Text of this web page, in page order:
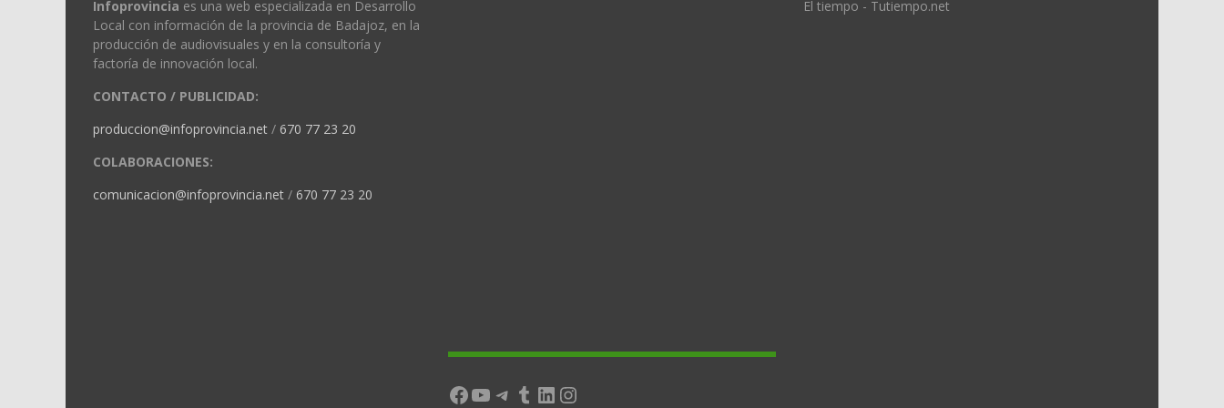
Infoprovincia es una web especializada en Desarrollo
Local con información de la provincia de Badajoz, en la
producción de audiovisuales y en la consultoría y
factoría de innovación local.
CONTACTO / PUBLICIDAD:
produccion@infoprovincia.net / 670 77 23 20
COLABORACIONES:
comunicacion@infoprovincia.net / 670 77 23 20
Facebook
YouTube
Telegram
Tumblr
LinkedIn
Instagram
El tiempo - Tutiempo.net